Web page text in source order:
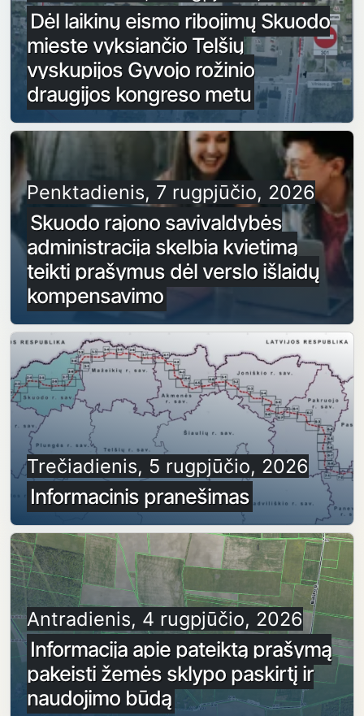
Dėl laikinų eismo ribojimų Skuodo
mieste vyksiančio Telšių
vyskupijos Gyvojo rožinio
draugijos kongreso metu
Penktadienis, 7 rugpjūčio, 2026
Skuodo rajono savivaldybės
administracija skelbia kvietimą
teikti prašymus dėl verslo išlaidų
kompensavimo
Trečiadienis, 5 rugpjūčio, 2026
Informacinis pranešimas
Antradienis, 4 rugpjūčio, 2026
Informacija apie pateiktą prašymą
pakeisti žemės sklypo paskirtį ir
naudojimo būdą